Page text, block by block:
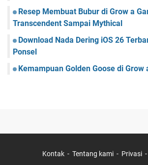
Resep Membuat Bubur di Grow a
Transcendent Sampai Mythical
Download Nada Dering iOS 26
Ponsel
Kemampuan Golden Goose di Grow
Kontak Tentang kami Privasi